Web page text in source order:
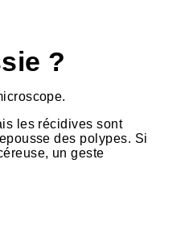
?
les récidives sont
des polypes. Si
un geste